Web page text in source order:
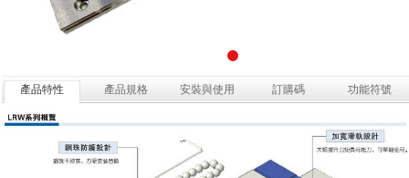
產品特性 產品規格 安裝與使用 訂購碼 功能符號